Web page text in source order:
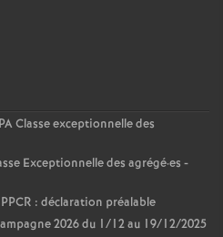
Classe exceptionnelle des
Exceptionnelle des agrégé·es -
: déclaration préalable
2026 du 1/12 au 19/12/2025